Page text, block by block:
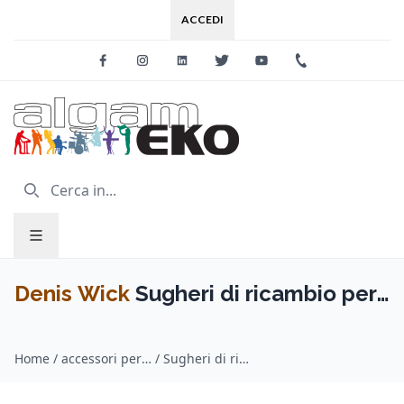
ACCEDI
FacebookInstagramLinkedinTwitter Youtube
Denis Wick Sugheri di ricambio per
Home / accessori per fiati / Denis Wick / Sugheri di ricambio per sordina Tromba e Cornetta